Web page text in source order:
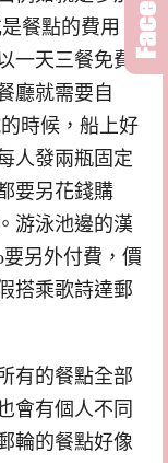
餐點的費用，
一天三餐免費
廳就需要自
時候，船上好
人發兩瓶固定
要另花錢購
游泳池邊的漢
另外付費，價
搭乘歌詩達郵
有的餐點全部
會有個人不同
輪的餐點好像